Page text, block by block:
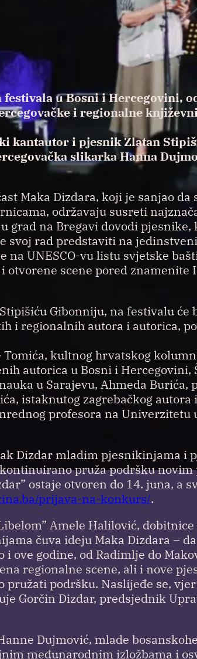
u Bosni i Hercegovini,
i regionalne
kantautor i pjesnik Zlatan
slikarka Hanna
Maka Dizdara, koji je sanjao da
održavaju susreti
grad na Bregavi dovodi
svoj rad predstaviti na
na UNESCO-vu listu svjetske
otvorene scene pored znamenite
Gibonniju, na festivalu
i regionalnih autora i autorica,
kultnog hrvatskog
autorica u Bosni i Hercegovini,
u Sarajevu, Ahmeda Burića,
istaknutog zagrebačkog autora
profesora na Univerzitetu
Dizdar mladim pjesnikinjama i
pruža podršku
ostaje otvoren do 14. juna, a
prijava-na-konkurs/.
Amele Halilović, dobitnice
čuva ideju Maka Dizdara –
ove godine, od Radimlje do
regionalne scene, ali i nove
pružati podršku. Naslijeđe se,
Gorčin Dizdar, predsjednik
Dujmović, mlade
međunarodnim izložbama i